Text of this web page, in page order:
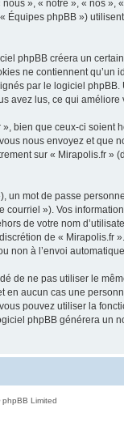
», « notre », « nos »,
phpBB »)
phpBB créera un
ne contiennent
par le logiciel
avez lus, ce qui
bien que ceux-ci soient
nous envoyez et que
sur « Mirapolis.fr »
un mot de passe
»). Vos
de votre nom
de « Mirapolis.fr
non à l’envoi
de ne pas utiliser le
aucun cas une
pouvez utiliser la
phpBB générera un
Limited